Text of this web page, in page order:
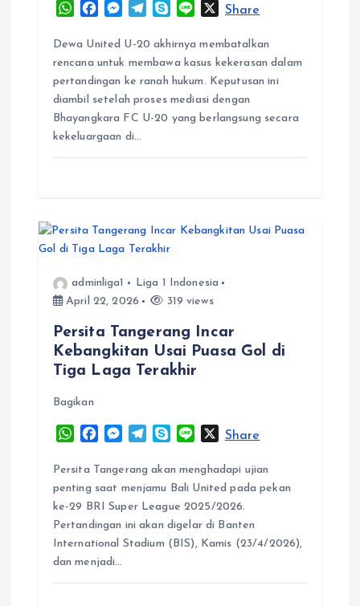
W
a
t
s
A
p
p
c
e
b
o
o
M
s
s
e
n
g
l
e
g
r
a
y
p
e
n
e
XShare
Dewa United U-20 akhirnya membatalkan
rencana untuk membawa kasus kekerasan dalam
pertandingan ke ranah hukum. Keputusan ini
diambil setelah proses mediasi dengan
Bhayangkara FC U-20 yang berlangsung secara
kekeluargaan di…
adminliga1
Liga 1 Indonesia
April 22, 2026
319 views
Persita Tangerang Incar
Kebangkitan Usai Puasa Gol di
Tiga Laga Terakhir
Bagikan
W
a
t
s
A
p
c
e
b
o
o
k
M
s
s
e
n
g
l
e
g
r
a
y
p
e
n
e
XShare
Persita Tangerang akan menghadapi ujian
penting saat menjamu Bali United pada pekan
ke-29 BRI Super League 2025/2026.
Pertandingan ini akan digelar di Banten
International Stadium (BIS), Kamis (23/4/2026),
dan menjadi…